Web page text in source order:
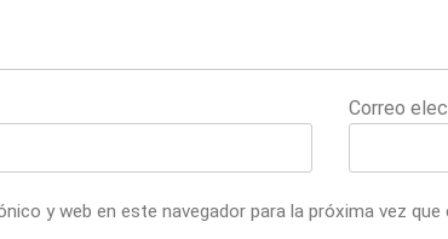
Correo
y web en este navegador para la próxima vez que